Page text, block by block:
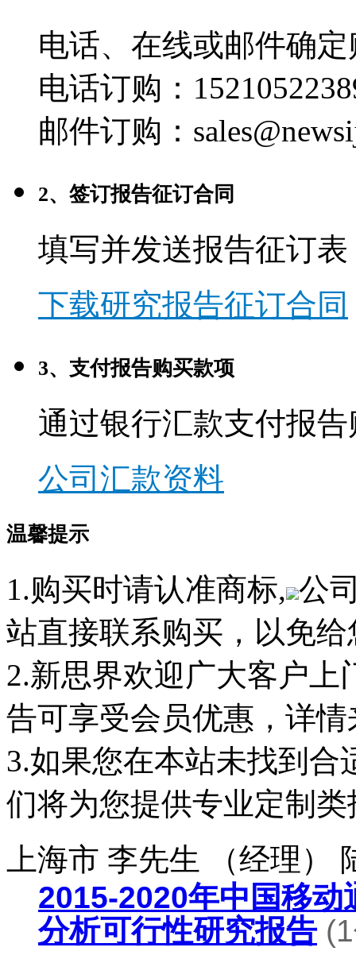
电话、在线或邮件确
电话订购：
邮件订购：
2、签订报告征订合同
填写并发送报告征订表
下载研究报告征订合同
3、支付报告购买款项
通过银行汇款支付报
公司汇款资料
温馨提示
1.购买时请认准商标, 公
站直接联系购买，以免
2.新思界欢迎广大客户
告可享受会员优惠，详
3.如果您在本站未找到
们将为您提供专业定制类
上海市 李先生 （经理）
2015-2020年中国移
分析可行性研究报告(1